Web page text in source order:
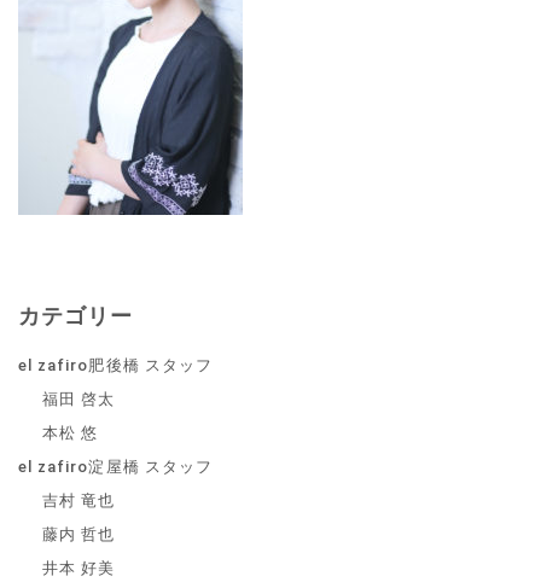
カテゴリー
el zafiro肥後橋 スタッフ
福田 啓太
本松 悠
el zafiro淀屋橋 スタッフ
吉村 竜也
藤内 哲也
井本 好美